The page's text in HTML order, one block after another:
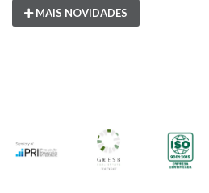
MAIS NOVIDADES